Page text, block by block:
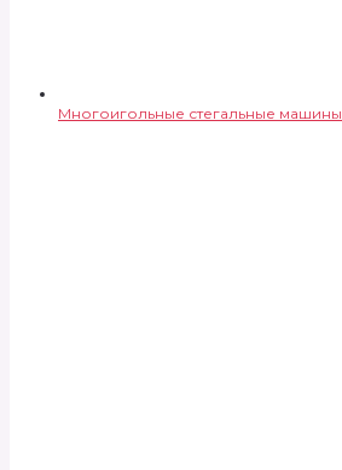
Многоигольные стегальные машины